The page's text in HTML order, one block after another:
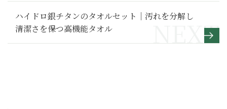
ハイドロ銀チタンのタオルセット｜汚れを分解し
清潔さを保つ高機能タオル